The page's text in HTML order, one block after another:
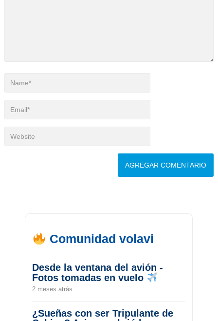
Comunidad volavi
Desde la ventana del avión -
Fotos tomadas en vuelo
2 meses atrás
¿Sueñas con ser Tripulante de